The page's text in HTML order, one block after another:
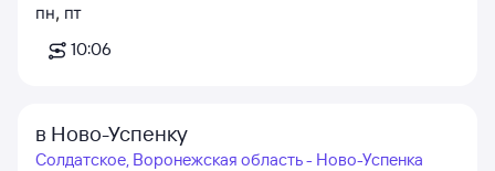
пн, пт
10:06
в Ново-Успенку
Солдатское, Воронежская область - Ново-Успенка